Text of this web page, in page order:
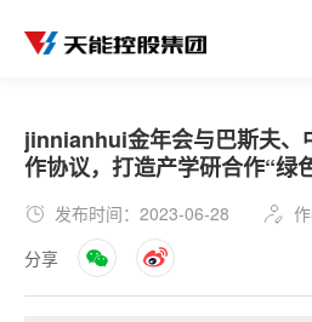
jinnianhui金年会与巴斯夫、
作协议，打造产学研合作“绿
发布时间：2023-06-28
分享